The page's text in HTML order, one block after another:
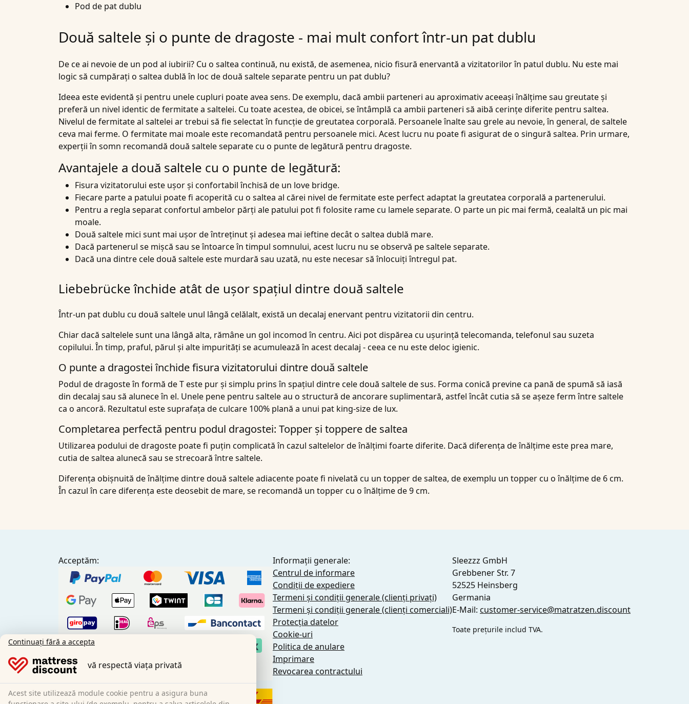
Pod de pat dublu
Două saltele și o punte de dragoste - mai mult confort într-un pat dublu
De ce ai nevoie de un pod al iubirii? Cu o saltea continuă, nu există, de asemenea, nicio fisură enervantă a vizitatorilor în patul dublu. Nu este mai
logic să cumpărați o saltea dublă în loc de două saltele separate pentru un pat dublu?
Ideea este evidentă și pentru unele cupluri poate avea sens. De exemplu, dacă ambii parteneri au aproximativ aceeași înălțime sau greutate și
preferă un nivel identic de fermitate a saltelei. Cu toate acestea, de obicei, se întâmplă ca ambii parteneri să aibă cerințe diferite pentru saltea.
Nivelul de fermitate al saltelei ar trebui să fie selectat în funcție de greutatea corporală. Persoanele înalte sau grele au nevoie, în general, de saltele
ceva mai ferme. O fermitate mai moale este recomandată pentru persoanele mici. Acest lucru nu poate fi asigurat de o singură saltea. Prin urmare,
experții în somn recomandă două saltele separate cu o punte de legătură pentru dragoste.
Avantajele a două saltele cu o punte de legătură:
Fisura vizitatorului este ușor și confortabil închisă de un love bridge.
Fiecare parte a patului poate fi acoperită cu o saltea al cărei nivel de fermitate este perfect adaptat la greutatea corporală a partenerului.
Pentru a regla separat confortul ambelor părți ale patului pot fi folosite rame cu lamele separate. O parte un pic mai fermă, cealaltă un pic mai
moale.
Două saltele mici sunt mai ușor de întreținut și adesea mai ieftine decât o saltea dublă mare.
Dacă partenerul se mișcă sau se întoarce în timpul somnului, acest lucru nu se observă pe saltele separate.
Dacă una dintre cele două saltele este murdară sau uzată, nu este necesar să înlocuiți întregul pat.
Liebebrücke închide atât de ușor spațiul dintre două saltele
Într-un pat dublu cu două saltele unul lângă celălalt, există un decalaj enervant pentru vizitatorii din centru.
Chiar dacă saltelele sunt una lângă alta, rămâne un gol incomod în centru. Aici pot dispărea cu ușurință telecomanda, telefonul sau suzeta
copilului. În timp, praful, părul și alte impurități se acumulează în acest decalaj - ceea ce nu este deloc igienic.
O punte a dragostei închide fisura vizitatorului dintre două saltele
Podul de dragoste în formă de T este pur și simplu prins în spațiul dintre cele două saltele de sus. Forma conică previne ca pană de spumă să iasă
din decalaj sau să alunece în el. Unele pene pentru saltele au o structură de ancorare suplimentară, astfel încât cutia să se așeze ferm între saltele
ca o ancoră. Rezultatul este suprafața de culcare 100% plană a unui pat king-size de lux.
Completarea perfectă pentru podul dragostei: Topper și toppere de saltea
Utilizarea podului de dragoste poate fi puțin complicată în cazul saltelelor de înălțimi foarte diferite. Dacă diferența de înălțime este prea mare,
cutia de saltea alunecă sau se strecoară între saltele.
Diferența obișnuită de înălțime dintre două saltele adiacente poate fi nivelată cu un topper de saltea, de exemplu un topper cu o înălțime de 6 cm.
În cazul în care diferența este deosebit de mare, se recomandă un topper cu o înălțime de 9 cm.
Acceptăm:
Partenerii noștri de transport:
Informații generale:
Centrul de informare
Condiții de expediere
Termeni și condiții generale (clienți privați)
Termeni și condiții generale (clienți comerciali)
Protecția datelor
Cookie-uri
Politica de anulare
Imprimare
Revocarea contractului
Sleezzz GmbH
Grebbener Str. 7
52525 Heinsberg
Germania
E-Mail: customer-service@matratzen.discount
Toate prețurile includ TVA.
Continuați fără a accepta
vă respectă viața privată
Acest site utilizează module cookie pentru a asigura buna